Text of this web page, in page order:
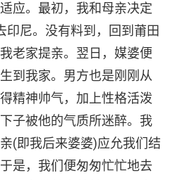
应。最初，我和母亲决定
印尼。没有料到，回到莆田
老家提亲。翌日，媒婆便
到我家。男方也是刚刚从
精神帅气，加上性格活泼
子被他的气质所迷醉。我
(即我后来婆婆)应允我们结
是，我们便匆匆忙忙地去